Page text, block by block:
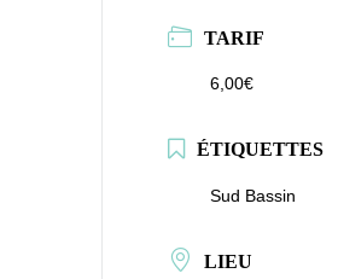
TARIF
6,00€
ÉTIQUETTES
Sud Bassin
LIEU